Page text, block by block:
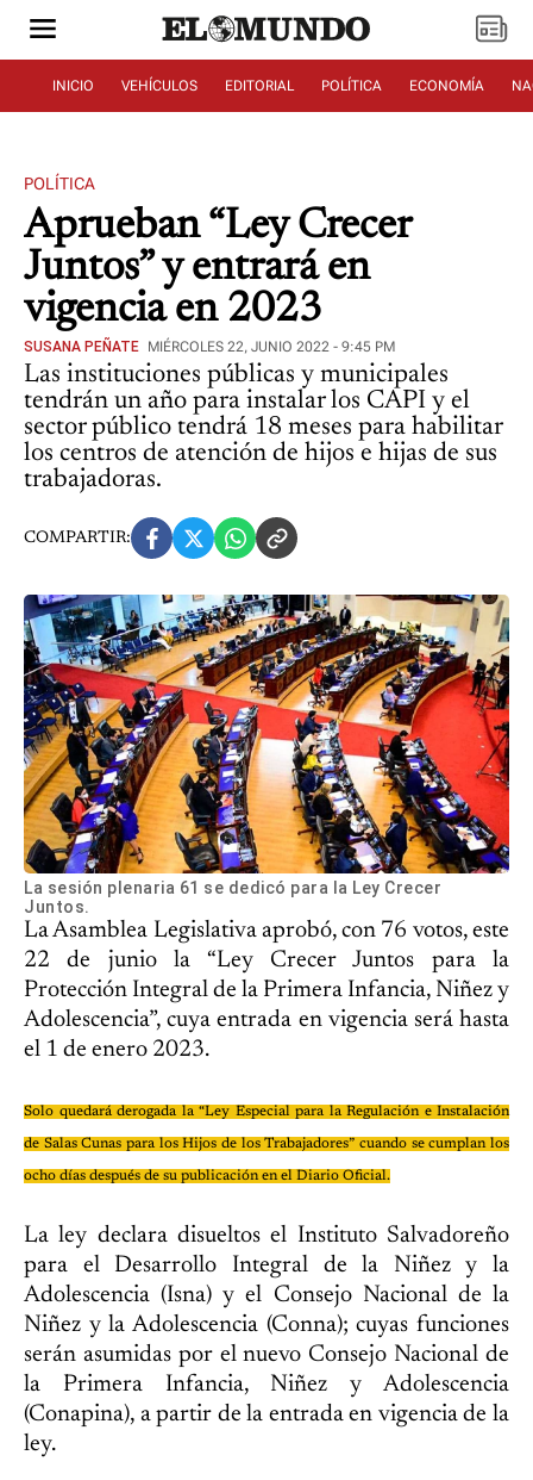
INICIO VEHÍCULOS EDITORIAL POLÍTICA ECONOMÍA
POLÍTICA
Aprueban “Ley Crecer
Juntos” y entrará en
vigencia en 2023
SUSANA PEÑATE MIÉRCOLES 22, JUNIO 2022 - 9:45 PM
Las instituciones públicas y municipales
tendrán un año para instalar los CAPI y el
sector público tendrá 18 meses para habilitar
los centros de atención de hijos e hijas de sus
trabajadoras.
COMPARTIR:
La sesión plenaria 61 se dedicó para la Ley Crecer
Juntos.
La Asamblea Legislativa aprobó, con 76 votos, este
22 de junio la “Ley Crecer Juntos para la
Protección Integral de la Primera Infancia, Niñez y
Adolescencia”, cuya entrada en vigencia será hasta
el 1 de enero 2023.
Solo quedará derogada la “Ley Especial para la Regulación e Instalación
de Salas Cunas para los Hijos de los Trabajadores” cuando se cumplan los
ocho días después de su publicación en el Diario Oficial.
La ley declara disueltos el Instituto Salvadoreño
para el Desarrollo Integral de la Niñez y la
Adolescencia (Isna) y el Consejo Nacional de la
Niñez y la Adolescencia (Conna); cuyas funciones
serán asumidas por el nuevo Consejo Nacional de
la Primera Infancia, Niñez y Adolescencia
(Conapina), a partir de la entrada en vigencia de la
ley.